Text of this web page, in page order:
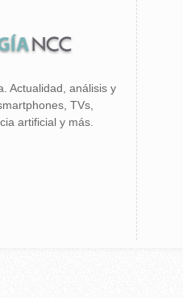
Actualidad, análisis y
TVs,
artificial y más.